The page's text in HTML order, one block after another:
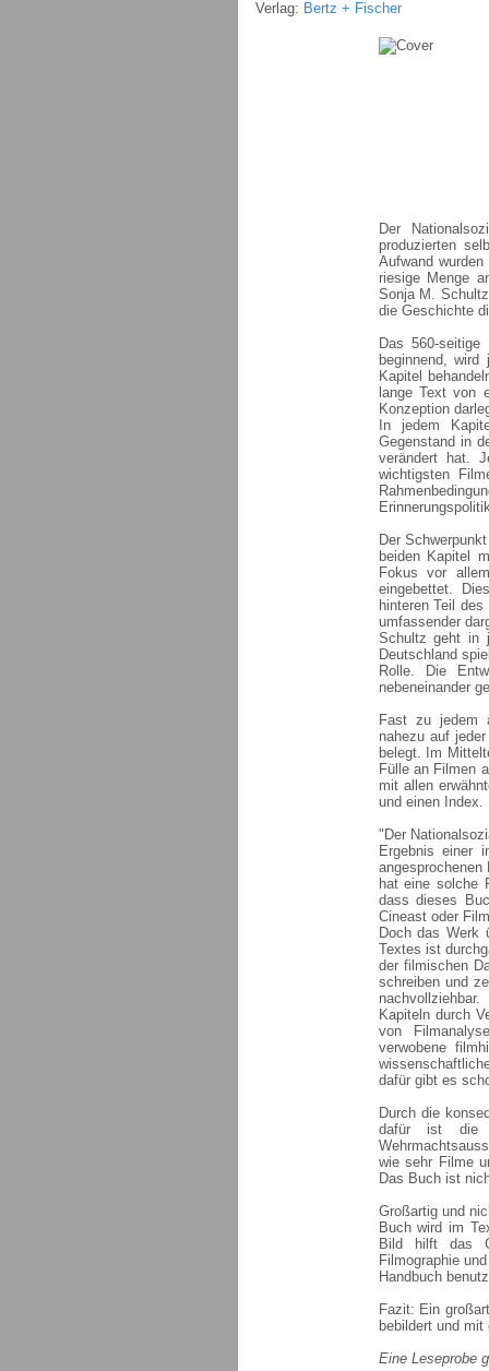
Verlag: Bertz + Fischer
Der
produzierten
Aufwand
riesige Menge
Sonja M.
die Geschichte
Das 560-
beginnend,
Kapitel
lange Text von
Konzeption
In jedem
Gegenstand in
verändert hat.
wichtigsten
Der
beiden Kapitel
Fokus vor
eingebettet.
hinteren Teil
umfassender
Schultz geht in
Deutschland
Rolle. Die
nebeneinander
Fast zu jedem
nahezu auf
belegt. Im
Fülle an Filmen
mit allen
und einen Index.
"Der
Ergebnis einer
hat eine solche
dass dieses
Cineast oder
Doch das Werk
Textes ist
der filmischen
schreiben und
Kapiteln durch
von
verwobene
dafür gibt es
Durch die
dafür ist die
wie sehr Filme
Das Buch ist
Großartig und
Buch wird im
Bild hilft das
Filmographie
Handbuch
Fazit: Ein
bebildert und
Eine Leseprobe